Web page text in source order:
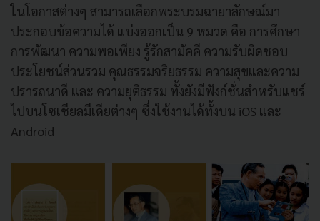
ในโอกาสต่างๆ สามารถเลือกพระบรมฉายาลักษณ์มา
ประกอบข้อความได้ แบ่งออกเป็น 9 หมวด คือ การศึกษา
การพัฒนา ความพอเพียง รู้รักสามัคคี ความรับผิดชอบ
ประโยชน์ส่วนรวม คุณธรรมจริยธรรม ความสุขและความ
ปรารถนาดี และ ความยุติธรรม ทั้งยังมีฟังก์ชั่นสำหรับแชร์
ไปบนโซเชียลมีเดียต่างๆ ซึ่งใช้งานได้ทั้งบน iOS และ
Android